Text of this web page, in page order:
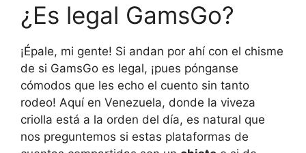
¿Es legal GamsGo?
¡Épale, mi gente! Si andan por ahí con el chisme
de si GamsGo es legal, ¡pues pónganse
cómodos que les echo el cuento sin tanto
rodeo! Aquí en Venezuela, donde la viveza
criolla está a la orden del día, es natural que
nos preguntemos si estas plataformas de